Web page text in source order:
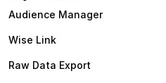
Audience Manager
Wise Link
Raw Data Export